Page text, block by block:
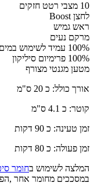
10 מצבי רטט חזקים
לחצן Boost
ראש גמיש
מרקם נעים
100% עמיד לשימוש במים
100% פרימיום סיליקון
מטען מגנטי מצורף
אורך כולל: כ 20 ס"מ
קוטר: כ 4.1 ס"מ
זמן טעינה: כ 90 דקות
זמן פעולה: כ 80 דקות
המלצה לשימוש בחומר
במסככים מחומר אחר